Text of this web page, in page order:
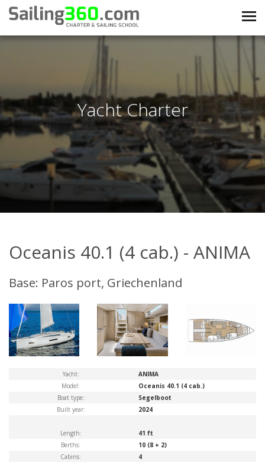
Yacht Charter
Oceanis 40.1 (4 cab.) - ANIMA
Base: Paros port, Griechenland
Yacht:
ANIMA
Model:
Oceanis 40.1 (4 cab.)
Boat type:
Segelboot
Built year:
2024
Length:
41 ft
Berths:
10 (8 + 2)
Cabins:
4